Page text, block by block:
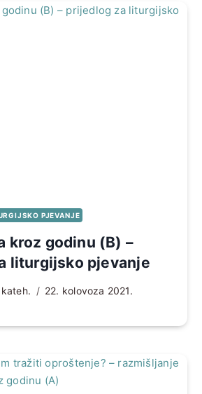
PJEVANJE
kroz godinu (B) –
liturgijsko pjevanje
22. kolovoza 2021.